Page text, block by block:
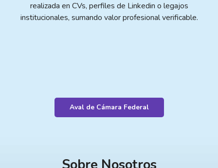
realizada en CVs, perfiles de Linkedin o legajos
institucionales, sumando valor profesional verificable.
Aval de Cámara Federal